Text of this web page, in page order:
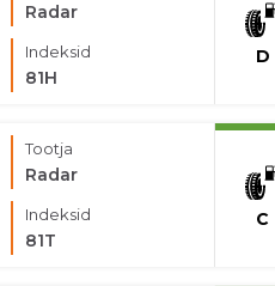
Radar
Indeksid
81H
D
Tootja
Radar
Indeksid
81T
C